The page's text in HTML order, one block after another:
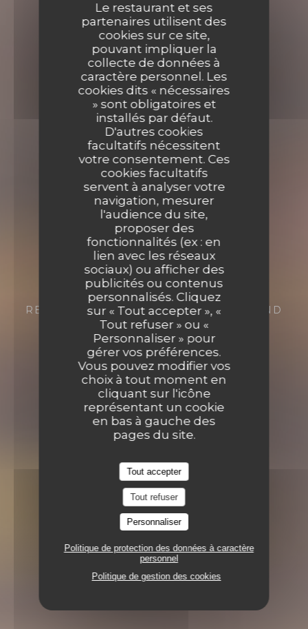
Le restaurant et ses
partenaires utilisent des
cookies sur ce site,
pouvant impliquer la
collecte de données à
caractère personnel. Les
cookies dits « nécessaires
» sont obligatoires et
installés par défaut.
D'autres cookies
facultatifs nécessitent
votre consentement. Ces
cookies facultatifs
servent à analyser votre
navigation, mesurer
l'audience du site,
proposer des
fonctionnalités (ex : en
lien avec les réseaux
sociaux) ou afficher des
publicités ou contenus
personnalisés. Cliquez
sur « Tout accepter », «
Tout refuser » ou «
Personnaliser » pour
gérer vos préférences.
Vous pouvez modifier vos
choix à tout moment en
cliquant sur l'icône
représentant un cookie
en bas à gauche des
pages du site.
Tout accepter
Tout refuser
Personnaliser
Politique de protection des données à caractère
personnel
Politique de gestion des cookies
Casa Mia
RESTAURANT
20 RUE ARISTIDE BRIAND
77410 CLAYE SOUILLY
Casa Mia